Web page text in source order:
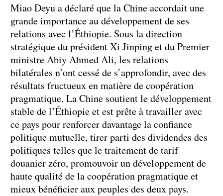
Miao Deyu a déclaré que la Chine accordait une
grande importance au développement de ses
relations avec l’Éthiopie. Sous la direction
stratégique du président Xi Jinping et du Premier
ministre Abiy Ahmed Ali, les relations
bilatérales n’ont cessé de s’approfondir, avec des
résultats fructueux en matière de coopération
pragmatique. La Chine soutient le développement
stable de l’Éthiopie et est prête à travailler avec
ce pays pour renforcer davantage la confiance
politique mutuelle, tirer parti des dividendes des
politiques telles que le traitement de tarif
douanier zéro, promouvoir un développement de
haute qualité de la coopération pragmatique et
mieux bénéficier aux peuples des deux pays.